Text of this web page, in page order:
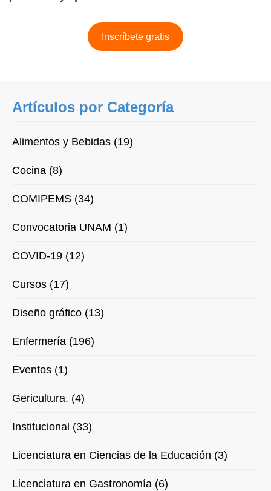
Inscríbete gratis
Artículos por Categoría
Alimentos y Bebidas (19)
Cocina (8)
COMIPEMS (34)
Convocatoria UNAM (1)
COVID-19 (12)
Cursos (17)
Diseño gráfico (13)
Enfermería (196)
Eventos (1)
Gericultura. (4)
Institucional (33)
Licenciatura en Ciencias de la Educación (3)
Licenciatura en Gastronomía (6)